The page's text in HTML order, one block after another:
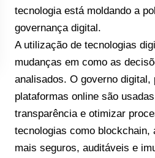
tecnologia está moldando a
governança digital.
A utilização de tecnologias
mudanças em como as
analisados. O governo
plataformas online são
transparência e otimizar
tecnologias como blockchain,
mais seguros, auditáveis e